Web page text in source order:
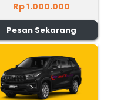
Rp 1.000.000
Pesan Sekarang